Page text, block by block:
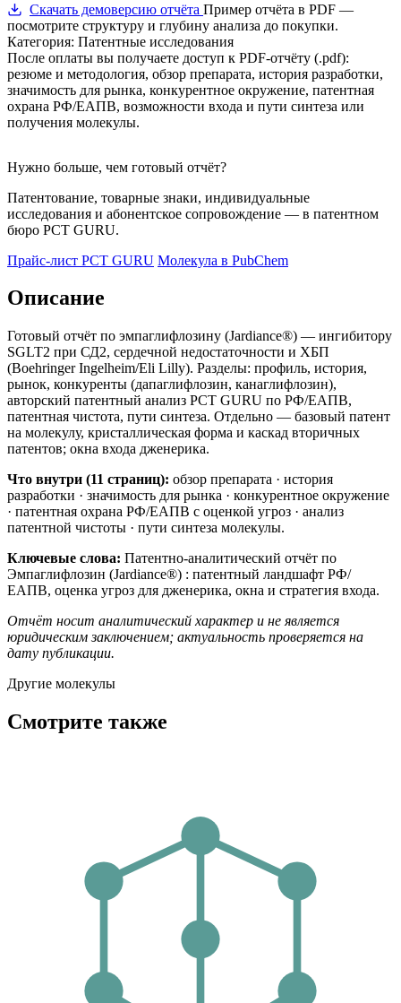
(Jardiance®)
—
конкурентная
разведка
и
патентный
анализ
РФ/
Скачать демоверсию отчёта Пример отчёта в PDF —
посмотрите структуру и глубину анализа до покупки.
Категория: Патентные исследования
После оплаты вы получаете доступ к PDF-отчёту (.pdf):
резюме и методология, обзор препарата, история разработки,
значимость для рынка, конкурентное окружение, патентная
охрана РФ/ЕАПВ, возможности входа и пути синтеза или
получения молекулы.
Нужно больше, чем готовый отчёт?
Патентование, товарные знаки, индивидуальные
исследования и абонентское сопровождение — в патентном
бюро PCT GURU.
Прайс-лист PCT GURU Молекула в PubChem
Описание
Готовый отчёт по эмпаглифлозину (Jardiance®) — ингибитору
SGLT2 при СД2, сердечной недостаточности и ХБП
(Boehringer Ingelheim/Eli Lilly). Разделы: профиль, история,
рынок, конкуренты (дапаглифлозин, канаглифлозин),
авторский патентный анализ PCT GURU по РФ/ЕАПВ,
патентная чистота, пути синтеза. Отдельно — базовый патент
на молекулу, кристаллическая форма и каскад вторичных
патентов; окна входа дженерика.
Что внутри (11 страниц): обзор препарата · история
разработки · значимость для рынка · конкурентное окружение
· патентная охрана РФ/ЕАПВ с оценкой угроз · анализ
патентной чистоты · пути синтеза молекулы.
Ключевые слова: Патентно-аналитический отчёт по
Эмпаглифлозин (Jardiance®) : патентный ландшафт РФ/
ЕАПВ, оценка угроз для дженерика, окна и стратегия входа.
Отчёт носит аналитический характер и не является
юридическим заключением; актуальность проверяется на
дату публикации.
Другие молекулы
Смотрите также